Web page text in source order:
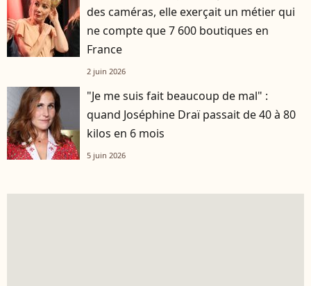
des caméras, elle exerçait un métier qui
ne compte que 7 600 boutiques en
France
2 juin 2026
"Je me suis fait beaucoup de mal" :
quand Joséphine Draï passait de 40 à 80
kilos en 6 mois
5 juin 2026